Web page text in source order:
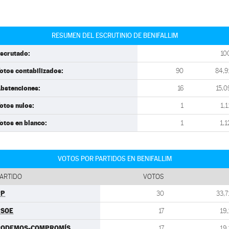
RESUMEN DEL ESCRUTINIO DE BENIFALLIM
contabilizados: 90
16
nulos: 1
en blanco: 1
VOTOS POR PARTIDOS EN BENIFALLIM
VOTOS
30
17